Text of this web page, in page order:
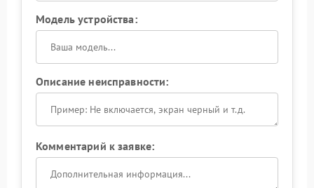
Модель устройства:
Описание неисправности:
Комментарий к заявке: